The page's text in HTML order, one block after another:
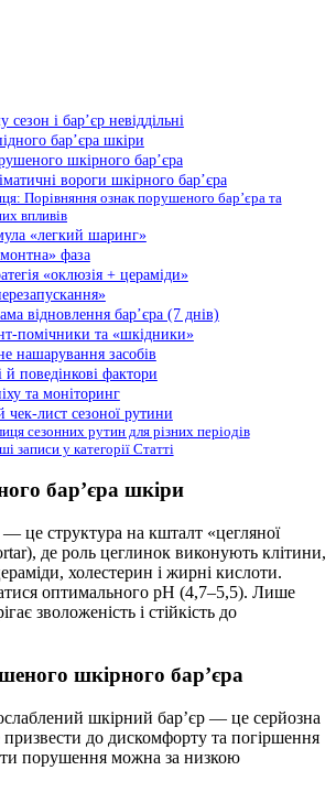
і бар’єр невіддільні
бар’єра шкіри
шкірного бар’єра
вороги шкірного бар’єра
Порівняння ознак порушеного бар’єра та
впливів
«легкий шаринг»
фаза
«оклюзія + цераміди»
відновлення бар’єра (7 днів)
помічники та «шкідники»
нашарування засобів
й поведінкові фактори
та моніторинг
чек-лист сезоної рутини
сезонних рутин для різних періодів
записи у категорії Статті
бар’єра шкіри
це структура на кшталт «цегляної
де роль цеглинок виконують клітини,
холестерин і жирні кислоти.
оптимального pH (4,7–5,5). Лише
зволоженість і стійкість до
шкірного бар’єра
шкірний бар’єр — це серйозна
до дискомфорту та погіршення
порушення можна за низкою